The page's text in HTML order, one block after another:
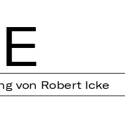
von Robert Icke